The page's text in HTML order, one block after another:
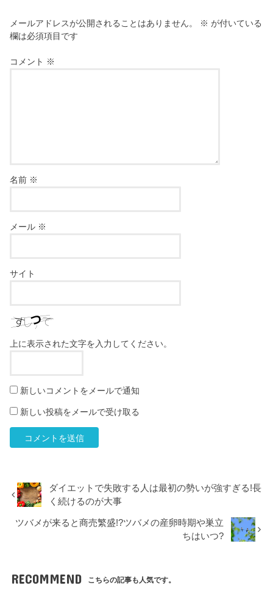
メールアドレスが公開されることはありません。 ※ が付いている
欄は必須項目です
コメント ※
名前 ※
メール ※
サイト
上に表示された文字を入力してください。
新しいコメントをメールで通知
新しい投稿をメールで受け取る
ダイエットで失敗する人は最初の勢いが強すぎる!長
く続けるのが大事
ツバメが来ると商売繁盛!?ツバメの産卵時期や巣立
ちはいつ?
RECOMMEND こちらの記事も人気です。